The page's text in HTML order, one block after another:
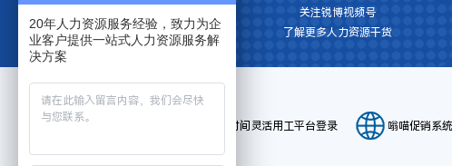
获取更多人力资源信息
关注锐博视频号
​了解更多人力资源干货
平台登录:
小时间灵活用工平台登录 嗡喵促销系
友情链接：
20年人力资源服务经验，致力为企
业客户提供一站式人力资源服务解
决方案